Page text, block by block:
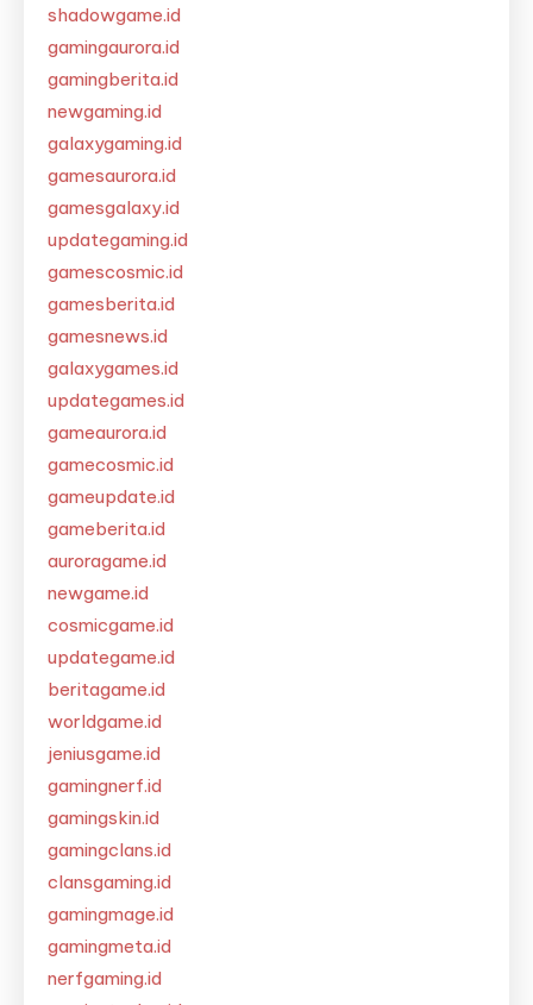
shadowgame.id
gamingaurora.id
gamingberita.id
newgaming.id
galaxygaming.id
gamesaurora.id
gamesgalaxy.id
updategaming.id
gamescosmic.id
gamesberita.id
gamesnews.id
galaxygames.id
updategames.id
gameaurora.id
gamecosmic.id
gameupdate.id
gameberita.id
auroragame.id
newgame.id
cosmicgame.id
updategame.id
beritagame.id
worldgame.id
jeniusgame.id
gamingnerf.id
gamingskin.id
gamingclans.id
clansgaming.id
gamingmage.id
gamingmeta.id
nerfgaming.id